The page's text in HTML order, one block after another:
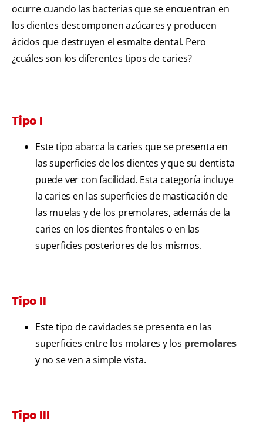
ocurre cuando las bacterias que se encuentran en
los dientes descomponen azúcares y producen
ácidos que destruyen el esmalte dental. Pero
¿cuáles son los diferentes tipos de caries?
Tipo I
Este tipo abarca la caries que se presenta en
las superficies de los dientes y que su dentista
puede ver con facilidad. Esta categoría incluye
la caries en las superficies de masticación de
las muelas y de los premolares, además de la
caries en los dientes frontales o en las
superficies posteriores de los mismos.
Tipo II
Este tipo de cavidades se presenta en las
superficies entre los molares y los premolares
y no se ven a simple vista.
Tipo III